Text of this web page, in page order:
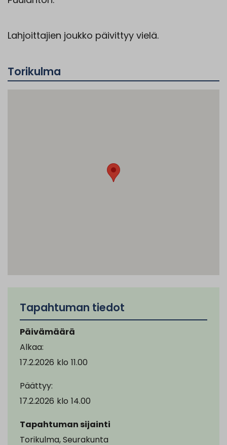
Lahjoittajien joukko päivittyy vielä.
Torikulma
Tapahtuman tiedot
Päivämäärä
Alkaa:
17.2.2026 klo 11.00
Päättyy:
17.2.2026 klo 14.00
Tapahtuman sijainti
Torikulma, Seurakunta